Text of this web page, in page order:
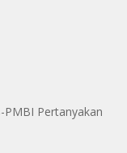
PMBI Pertanyakan